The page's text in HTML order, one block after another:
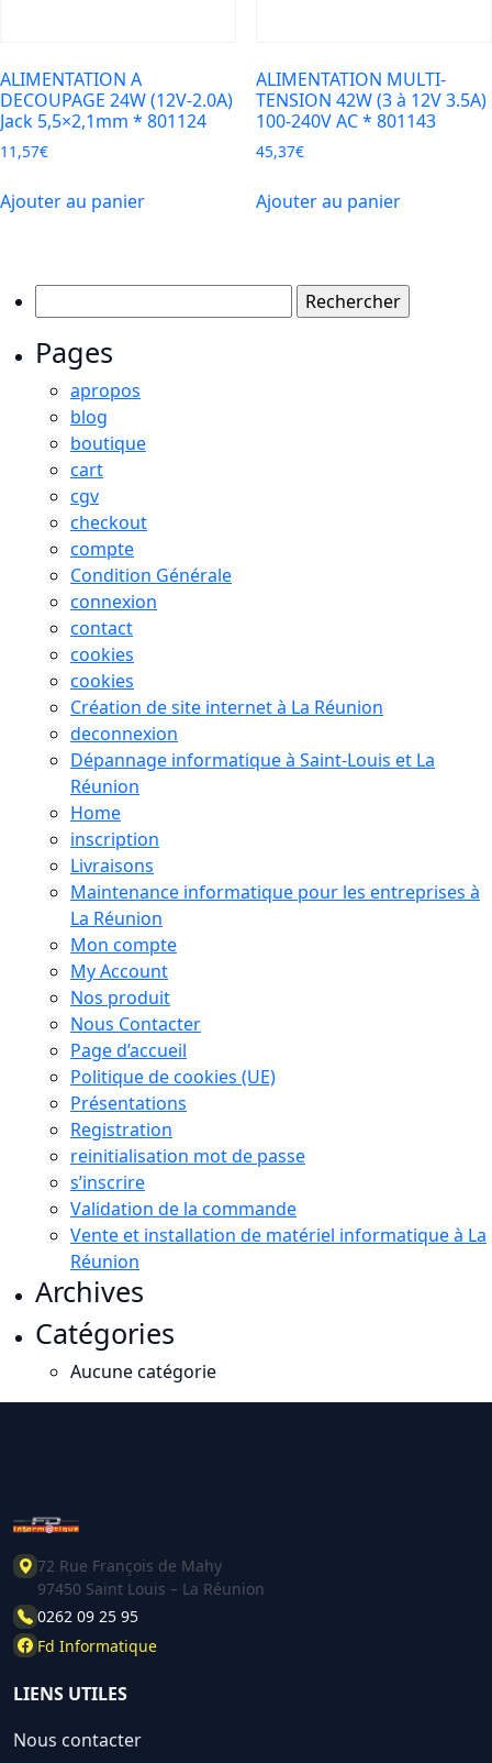
ALIMENTATION A
DECOUPAGE 24W (12V-2.0A)
Jack 5,5×2,1mm * 801124
11,57€
Ajouter au panier
ALIMENTATION MULTI-
TENSION 42W (3 à 12V 3.5A)
100-240V AC * 801143
45,37€
Ajouter au panier
Pages
apropos
blog
boutique
cart
cgv
checkout
compte
Condition Générale
connexion
contact
cookies
cookies
Création de site internet à La Réunion
deconnexion
Dépannage informatique à Saint-Louis et La
Réunion
Home
inscription
Livraisons
Maintenance informatique pour les entreprises à
La Réunion
Mon compte
My Account
Nos produit
Nous Contacter
Page d’accueil
Politique de cookies (UE)
Présentations
Registration
reinitialisation mot de passe
s’inscrire
Validation de la commande
Vente et installation de matériel informatique à La
Réunion
Archives
Catégories
Aucune catégorie
72 Rue François de Mahy
97450 Saint Louis – La Réunion
0262 09 25 95
Fd Informatique
LIENS UTILES
Nous contacter